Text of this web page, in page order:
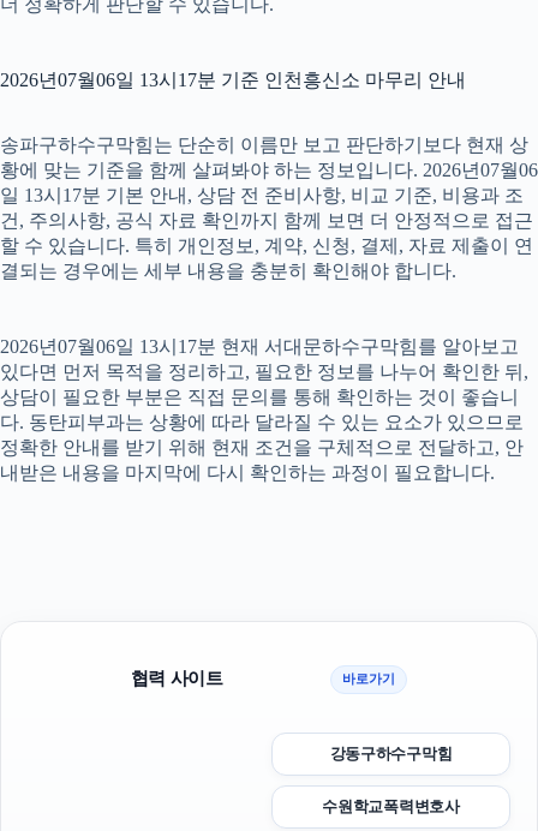
더 정확하게 판단할 수 있습니다.
2026년07월06일 13시17분 기준 인천흥신소 마무리 안내
송파구하수구막힘는 단순히 이름만 보고 판단하기보다 현재 상
황에 맞는 기준을 함께 살펴봐야 하는 정보입니다. 2026년07월06
일 13시17분 기본 안내, 상담 전 준비사항, 비교 기준, 비용과 조
건, 주의사항, 공식 자료 확인까지 함께 보면 더 안정적으로 접근
할 수 있습니다. 특히 개인정보, 계약, 신청, 결제, 자료 제출이 연
결되는 경우에는 세부 내용을 충분히 확인해야 합니다.
2026년07월06일 13시17분 현재 서대문하수구막힘를 알아보고
있다면 먼저 목적을 정리하고, 필요한 정보를 나누어 확인한 뒤,
상담이 필요한 부분은 직접 문의를 통해 확인하는 것이 좋습니
다. 동탄피부과는 상황에 따라 달라질 수 있는 요소가 있으므로
정확한 안내를 받기 위해 현재 조건을 구체적으로 전달하고, 안
내받은 내용을 마지막에 다시 확인하는 과정이 필요합니다.
협력 사이트 바로가기
강동구하수구막힘
수원학교폭력변호사